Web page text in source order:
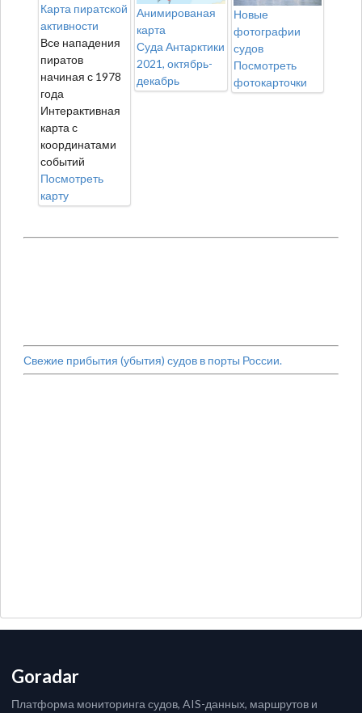
Карта пиратской
активности
Все нападения
пиратов
начиная с 1978
года
Интерактивная
карта с
координатами
событий
Посмотреть
карту
Анимированая
карта
Суда Антарктики
2021, октябрь-
декабрь
Новые
фотографии
судов
Посмотреть
фотокарточки
Свежие прибытия (убытия) судов в порты России.
Goradar
Платформа мониторинга судов, AIS-данных, маршрутов и